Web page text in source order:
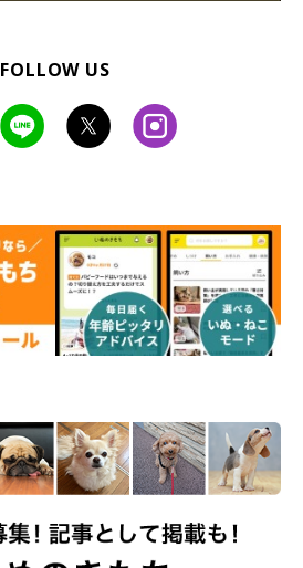
FOLLOW US